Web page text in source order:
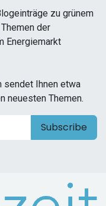
zu grünem
der
Energiemarkt
sendet Ihnen etwa
neuesten Themen.
Subscribe